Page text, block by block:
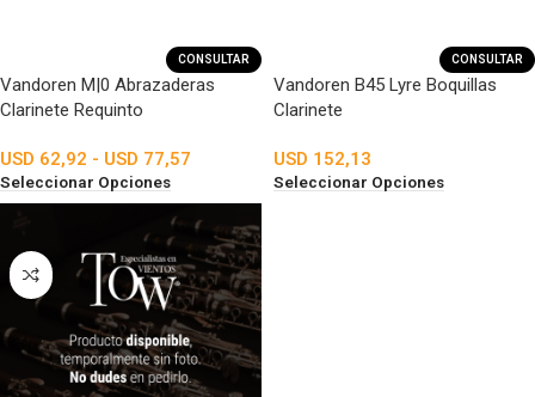
CONSULTAR
Vandoren M|0 Abrazaderas
Clarinete Requinto
USD 62,92 - USD 77,57
Seleccionar Opciones
CONSULTAR
Vandoren B45 Lyre Boquillas
Clarinete
USD 152,13
Seleccionar Opciones